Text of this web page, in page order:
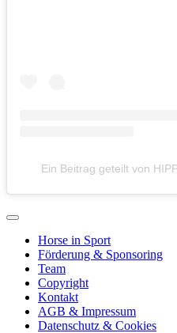
Ein Beitrag geteilt von
Horse in Sport
Förderung & Sponsoring
Team
Copyright
Kontakt
AGB & Impressum
Datenschutz & Cookies